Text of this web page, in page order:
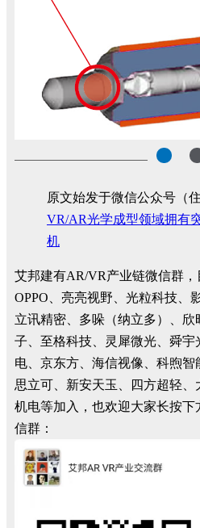
原文始发于微信公众号（
VR/AR光学成型领域拥有
机
艾邦建有AR/VR产业链微信群，
OPPO、亮亮视野、光粒科技、
立讯精密、多哚（纳立多）、
子、至格科技、灵犀微光、舜
电、京东方、海信视像、科煦智
思立可、新安天玉、四方超轻
机电等加入，也欢迎大家长按
信群：